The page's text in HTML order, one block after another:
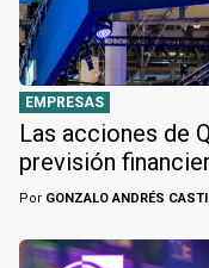
EMPRESAS
Las acciones de
previsión
Por GONZALO ANDRÉS